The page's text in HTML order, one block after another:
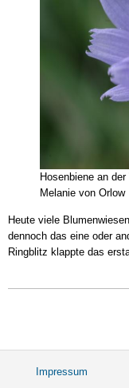
Hosenbiene an
Melanie von Orlow
Heute viele
dennoch das eine oder
Ringblitz klappte das
Fußbereichsmenü
Impressum